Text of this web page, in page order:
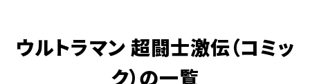
ウルトラマン 超闘士激伝（コミッ
ク）の一覧